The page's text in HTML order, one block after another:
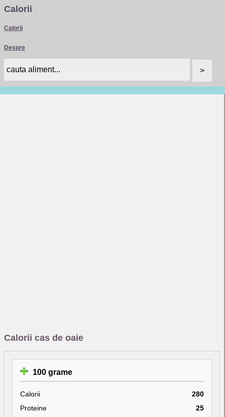
Calorii
Calorii
Despre
Calorii cas de oaie
100 grame
Calorii
280
Proteine
25